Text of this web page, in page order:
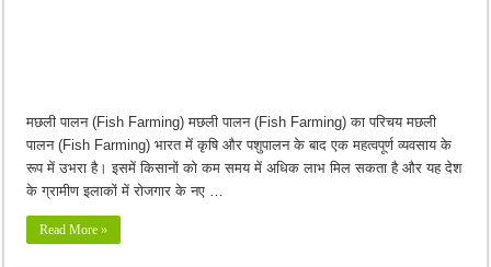
मछली पालन (Fish Farming) मछली पालन (Fish Farming) का परिचय मछली
पालन (Fish Farming) भारत में कृषि और पशुपालन के बाद एक महत्वपूर्ण व्यवसाय के
रूप में उभरा है। इसमें किसानों को कम समय में अधिक लाभ मिल सकता है और यह देश
के ग्रामीण इलाकों में रोजगार के नए …
Read More »